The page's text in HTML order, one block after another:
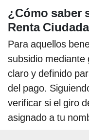
¿Cómo saber
Renta
Para aquellos
subsidio mediante
claro y definido
del pago.
verificar si el giro
asignado a tu